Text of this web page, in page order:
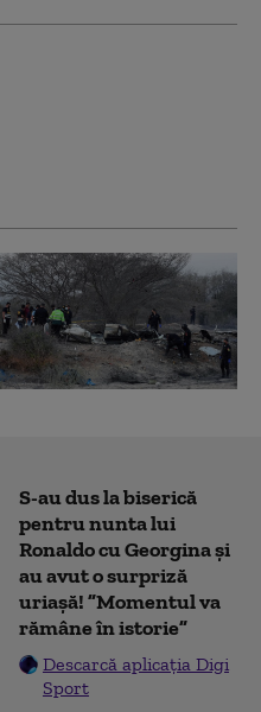
S-au dus la biserică
pentru nunta lui
Ronaldo cu Georgina și
au avut o surpriză
uriașă! ”Momentul va
rămâne în istorie”
Descarcă aplicația Digi
Sport